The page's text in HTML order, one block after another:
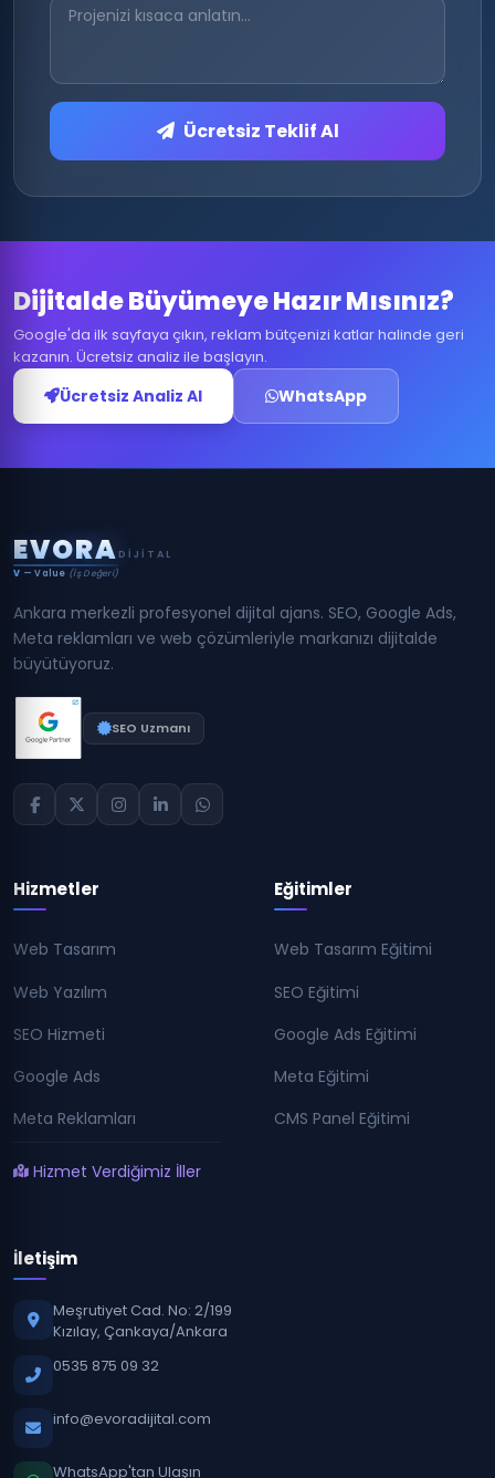
Ücretsiz Teklif Al
Dijitalde Büyümeye Hazır Mısınız?
Google'da ilk sayfaya çıkın, reklam bütçenizi katlar halinde geri
kazanın. Ücretsiz analiz ile başlayın.
Ücretsiz Analiz Al WhatsApp
EVORA DIJITAL
V — Value (İş Değeri)
Ankara merkezli profesyonel dijital ajans. SEO, Google Ads,
Meta reklamları ve web çözümleriyle markanızı dijitalde
büyütüyoruz.
SEO Uzmanı
Hizmetler
Web Tasarım
Web Yazılım
SEO Hizmeti
Google Ads
Meta Reklamları
Hizmet Verdiğimiz İller
Eğitimler
Web Tasarım Eğitimi
SEO Eğitimi
Google Ads Eğitimi
Meta Eğitimi
CMS Panel Eğitimi
İletişim
Meşrutiyet Cad. No: 2/199
Kızılay, Çankaya/Ankara
0535 875 09 32
info@evoradijital.com
WhatsApp'tan Ulaşın